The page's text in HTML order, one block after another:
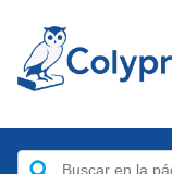
Buscar: